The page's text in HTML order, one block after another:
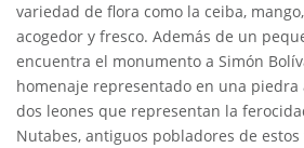
variedad de flora como la ceiba,
acogedor y fresco. Además de un
encuentra el monumento a Simón
homenaje representado en una piedra
dos leones que representan la
Nutabes, antiguos pobladores de